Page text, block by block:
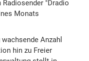
"Dradio
Monats
Anzahl
hin zu Freier